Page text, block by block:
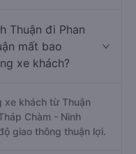
Thuận đi Phan
mất bao
xe khách?
xe khách từ Thuận
Chàm - Ninh
giao thông thuận lợi.